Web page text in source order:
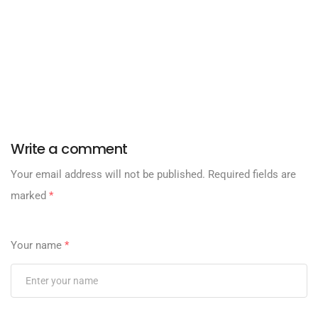
Write a comment
Your email address will not be published. Required fields are
marked *
Your name *